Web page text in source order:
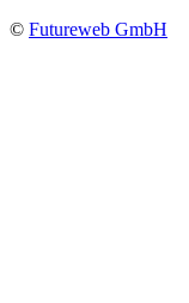
© Futureweb GmbH